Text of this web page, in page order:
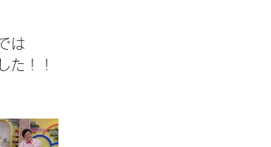
は
た！！